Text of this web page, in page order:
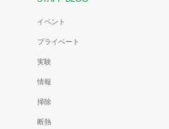
イベント
プライベート
実験
情報
掃除
断熱